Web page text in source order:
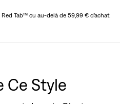
Tab™ ou au-delà de 59,99 € d’achat.
Ce Style